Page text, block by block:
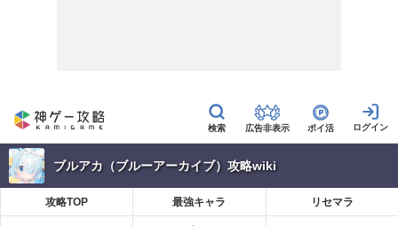
広告非表示 ポイ活
ブルアカ（ブルーアーカイブ）攻略wiki
攻略TOP 最強キャラ リセマラ